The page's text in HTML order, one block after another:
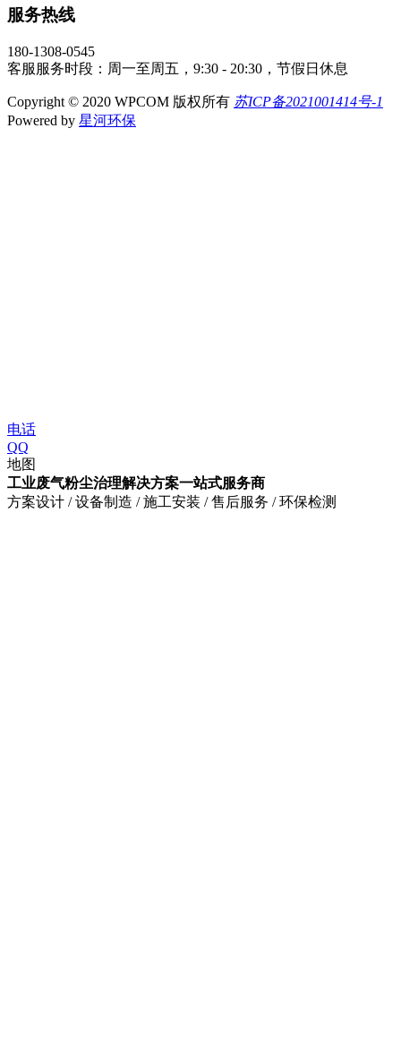
服务热线
180-1308-0545
客服服务时段：周一至周五，9:30 - 20:30，节假日休息
Copyright © 2020 WPCOM 版权所有 苏ICP备2021001414号-1
Powered by 星河环保
电话
QQ
地图
工业废气粉尘治理解决方案一站式服务商
方案设计 / 设备制造 / 施工安装 / 售后服务 / 环保检测